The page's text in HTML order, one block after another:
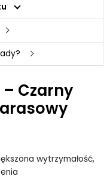
– Czarny
wytrzymałość,